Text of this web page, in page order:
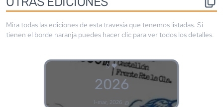
Mira todas las ediciones de esta travesía que tenemos listadas. Si
tienen el borde naranja puedes hacer clic para ver todos los detalles.
9
2026
1-mar, 2026